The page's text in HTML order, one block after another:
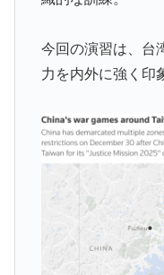
何故なのか」
移民ベトナム女達
ｗｗｗｗｗｗｗｗ
して強く抗議した
な」「他のことか
府にとって都合が
英国人「ようこそ
決定的に！メディ
ーセナルファンも
増水した川に取り
今回の演習は、台
力を内外に強く印